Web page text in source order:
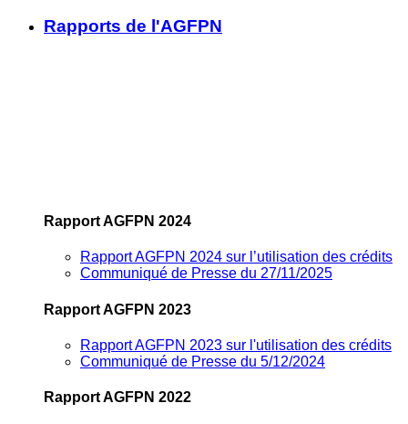
Rapports de l'AGFPN
Rapport AGFPN 2024
Rapport AGFPN 2024 sur l’utilisation des crédits
Communiqué de Presse du 27/11/2025
Rapport AGFPN 2023
Rapport AGFPN 2023 sur l'utilisation des crédits
Communiqué de Presse du 5/12/2024
Rapport AGFPN 2022